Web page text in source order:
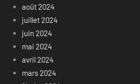
août 2024
juillet 2024
juin 2024
mai 2024
avril 2024
mars 2024